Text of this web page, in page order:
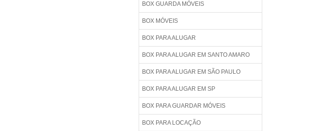
BOX GUARDA MÓVEIS
BOX MÓVEIS
BOX PARA ALUGAR
BOX PARA ALUGAR EM SANTO AMARO
BOX PARA ALUGAR EM SÃO PAULO
BOX PARA ALUGAR EM SP
BOX PARA GUARDAR MÓVEIS
BOX PARA LOCAÇÃO